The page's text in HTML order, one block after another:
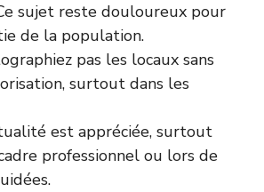
sujet reste douloureux pour
de la population.
pas les locaux sans
surtout dans les
est appréciée, surtout
professionnel ou lors de